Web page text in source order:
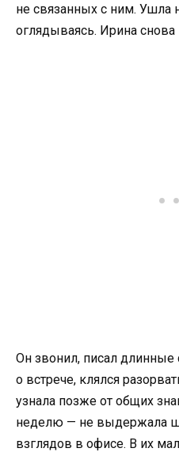
не связанных с ним. Ушла
оглядываясь. Ирина снова
Он звонил, писал
о встрече, клялся
узнала позже от общих
неделю — не выдержала
взглядов в офисе. В их